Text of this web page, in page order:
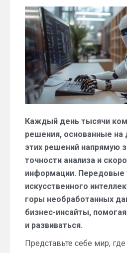
Каждый день тысячи
решения, основанные на
этих решений напрямую
точности анализа и
информации. Передовые
искусственного
горы необработанных
бизнес-инсайты,
и развиваться.
Представьте себе мир,